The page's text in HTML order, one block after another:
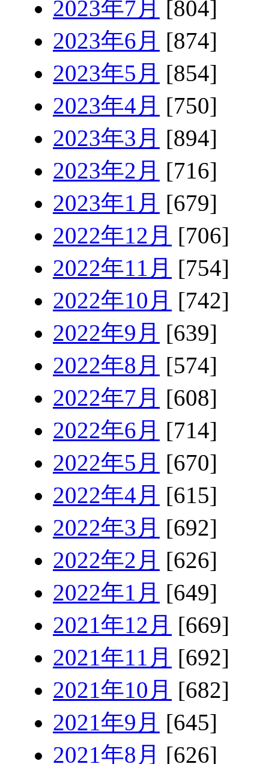
2023年7月 [804]
2023年6月 [874]
2023年5月 [854]
2023年4月 [750]
2023年3月 [894]
2023年2月 [716]
2023年1月 [679]
2022年12月 [706]
2022年11月 [754]
2022年10月 [742]
2022年9月 [639]
2022年8月 [574]
2022年7月 [608]
2022年6月 [714]
2022年5月 [670]
2022年4月 [615]
2022年3月 [692]
2022年2月 [626]
2022年1月 [649]
2021年12月 [669]
2021年11月 [692]
2021年10月 [682]
2021年9月 [645]
2021年8月 [626]